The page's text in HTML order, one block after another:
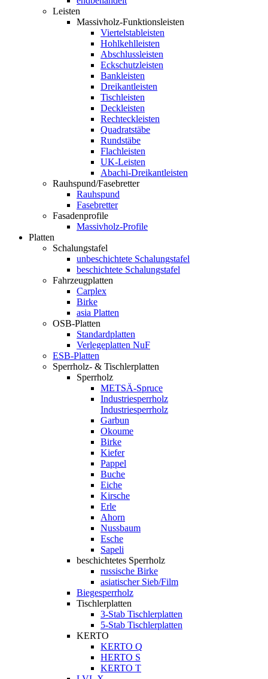
Leisten
Massivholz-Funktionsleisten
Viertelstableisten
Hohlkehlleisten
Abschlussleisten
Eckschutzleisten
Bankleisten
Dreikantleisten
Tischleisten
Deckleisten
Rechteckleisten
Quadratstäbe
Rundstäbe
Flachleisten
UK-Leisten
Abachi-Dreikantleisten
Rauhspund/Fasebretter
Rauhspund
Fasebretter
Fasadenprofile
Massivholz-Profile
Platten
Schalungstafel
unbeschichtete Schalungstafel
beschichtete Schalungstafel
Fahrzeugplatten
Carplex
Birke
asia Platten
OSB-Platten
Standardplatten
Verlegeplatten NuF
ESB-Platten
Sperrholz- & Tischlerplatten
Sperrholz
METSÄ-Spruce
Industriesperrholz
Industriesperrholz
Garbun
Okoume
Birke
Kiefer
Pappel
Buche
Eiche
Kirsche
Erle
Ahorn
Nussbaum
Esche
Sapeli
beschichtetes Sperrholz
russische Birke
asiatischer Sieb/Film
Biegesperrholz
Tischlerplatten
3-Stab Tischlerplatten
5-Stab Tischlerplatten
KERTO
KERTO Q
HERTO S
KERTO T